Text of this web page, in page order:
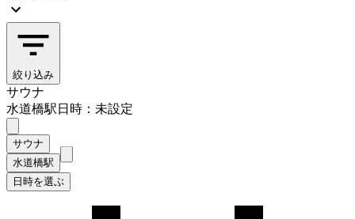
絞り込み
サウナ
水道橋駅日時：未設定
サウナ
水道橋駅
日時を選ぶ